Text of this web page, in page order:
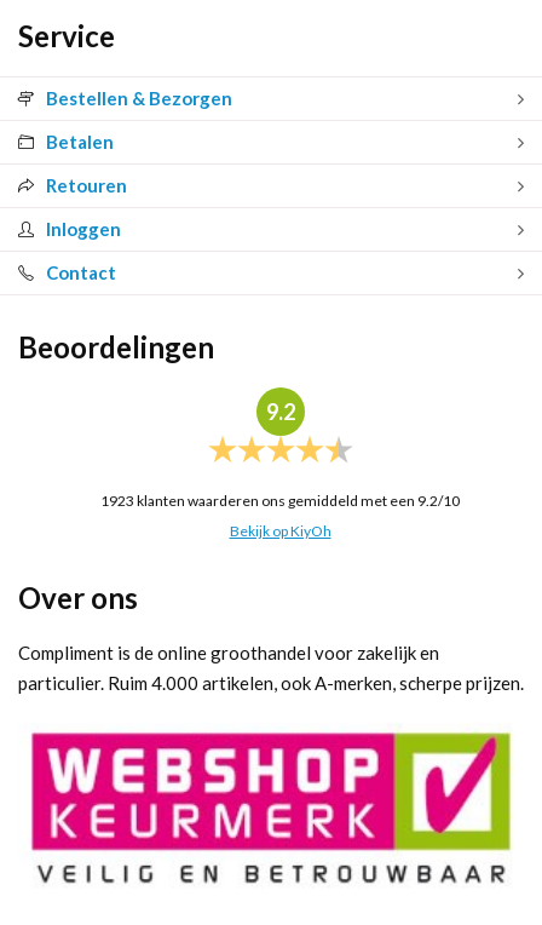
Service
Bestellen & Bezorgen
Betalen
Retouren
Inloggen
Contact
Beoordelingen
9.2
1923 klanten waarderen ons gemiddeld met een 9.2/10
Bekijk op KiyOh
Over ons
Compliment is de online groothandel voor zakelijk en
particulier. Ruim 4.000 artikelen, ook A-merken, scherpe prijzen.